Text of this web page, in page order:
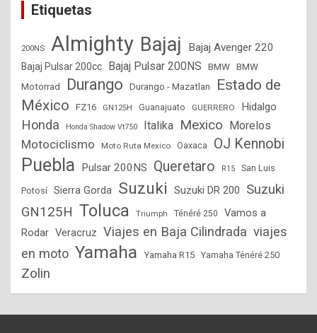
Etiquetas
200NS Almighty Bajaj Bajaj Avenger 220
Bajaj Pulsar 200cc Bajaj Pulsar 200NS BMW BMW
Motorrad
Durango Durango - Mazatlan
Estado de
México
FZ16 GN125H Guanajuato GUERRERO Hidalgo
Honda Honda Shadow Vt750 Italika Mexico Morelos
Motociclismo Moto Ruta Mexico Oaxaca OJ Kennobi
Puebla Pulsar 200NS Queretaro R15 San Luis
Potosí Sierra Gorda Suzuki Suzuki DR 200
Suzuki
GN125H Toluca Triumph Ténéré 250
Vamos a
Rodar Veracruz Viajes en Baja Cilindrada viajes
en moto Yamaha Yamaha R15 Yamaha Ténéré 250
Zolin